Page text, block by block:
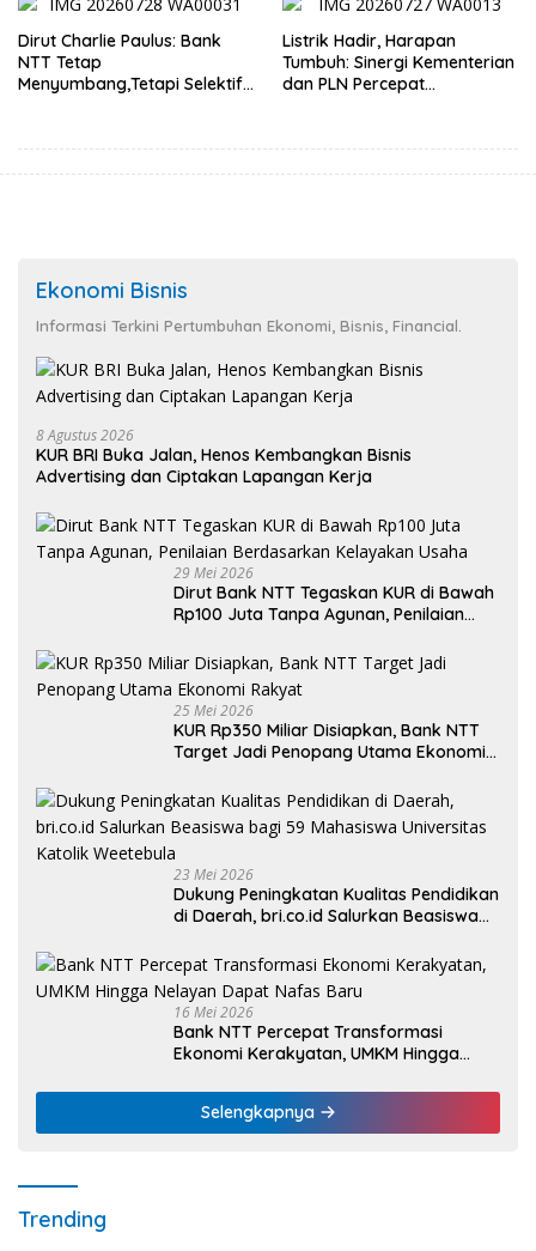
Dirut Charlie Paulus: Bank
NTT Tetap
Menyumbang,Tetapi Selektif
Listrik Hadir, Harapan
Tumbuh: Sinergi Kementerian
dan PLN Percepat
Ekonomi Bisnis
Informasi Terkini Pertumbuhan Ekonomi, Bisnis, Financial.
8 Agustus 2026
KUR BRI Buka Jalan, Henos Kembangkan Bisnis
Advertising dan Ciptakan Lapangan Kerja
29 Mei 2026
Dirut Bank NTT Tegaskan KUR di Bawah
Rp100 Juta Tanpa Agunan, Penilaian
25 Mei 2026
KUR Rp350 Miliar Disiapkan, Bank NTT
Target Jadi Penopang Utama Ekonomi
23 Mei 2026
Dukung Peningkatan Kualitas Pendidikan
di Daerah, bri.co.id Salurkan Beasiswa
Weetebula
16 Mei 2026
Bank NTT Percepat Transformasi
Ekonomi Kerakyatan, UMKM Hingga
Selengkapnya
Trending